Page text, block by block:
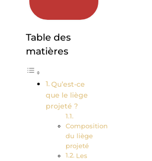
Table des
matières
Qu’est-ce
que le liège
projeté ?
Composition
du liège
projeté
Les